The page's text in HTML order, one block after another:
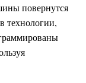
повернутся
технологии,